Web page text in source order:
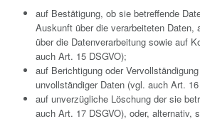
auf Bestätigung, ob sie betreffende
Auskunft über die verarbeiteten Daten,
über die Datenverarbeitung sowie auf
auch Art. 15 DSGVO);
auf Berichtigung oder
unvollständiger Daten (vgl. auch Art. 16
auf unverzügliche Löschung der sie
auch Art. 17 DSGVO), oder, alternativ,